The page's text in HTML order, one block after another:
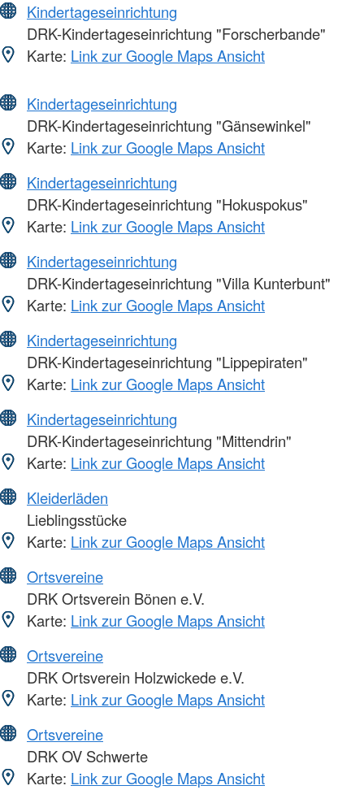
Kindertageseinrichtung
DRK-Kindertageseinrichtung "Forscherbande"
Karte: Link zur Google Maps Ansicht
Kindertageseinrichtung
DRK-Kindertageseinrichtung "Gänsewinkel"
Karte: Link zur Google Maps Ansicht
Kindertageseinrichtung
DRK-Kindertageseinrichtung "Hokuspokus"
Karte: Link zur Google Maps Ansicht
Kindertageseinrichtung
DRK-Kindertageseinrichtung "Villa Kunterbunt"
Karte: Link zur Google Maps Ansicht
Kindertageseinrichtung
DRK-Kindertageseinrichtung "Lippepiraten"
Karte: Link zur Google Maps Ansicht
Kindertageseinrichtung
DRK-Kindertageseinrichtung "Mittendrin"
Karte: Link zur Google Maps Ansicht
Kleiderläden
Lieblingsstücke
Karte: Link zur Google Maps Ansicht
Ortsvereine
DRK Ortsverein Bönen e.V.
Karte: Link zur Google Maps Ansicht
Ortsvereine
DRK Ortsverein Holzwickede e.V.
Karte: Link zur Google Maps Ansicht
Ortsvereine
DRK OV Schwerte
Karte: Link zur Google Maps Ansicht